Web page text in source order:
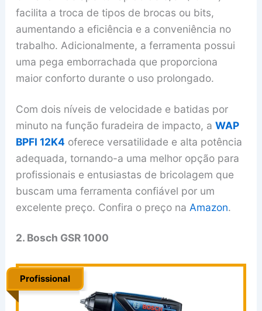
facilita a troca de tipos de brocas ou bits,
aumentando a eficiência e a conveniência no
trabalho. Adicionalmente, a ferramenta possui
uma pega emborrachada que proporciona
maior conforto durante o uso prolongado.
Com dois níveis de velocidade e batidas por
minuto na função furadeira de impacto, a WAP
BPFI 12K4 oferece versatilidade e alta potência
adequada, tornando-a uma melhor opção para
profissionais e entusiastas de bricolagem que
buscam uma ferramenta confiável por um
excelente preço. Confira o preço na Amazon.
2. Bosch GSR 1000
Profissional
.